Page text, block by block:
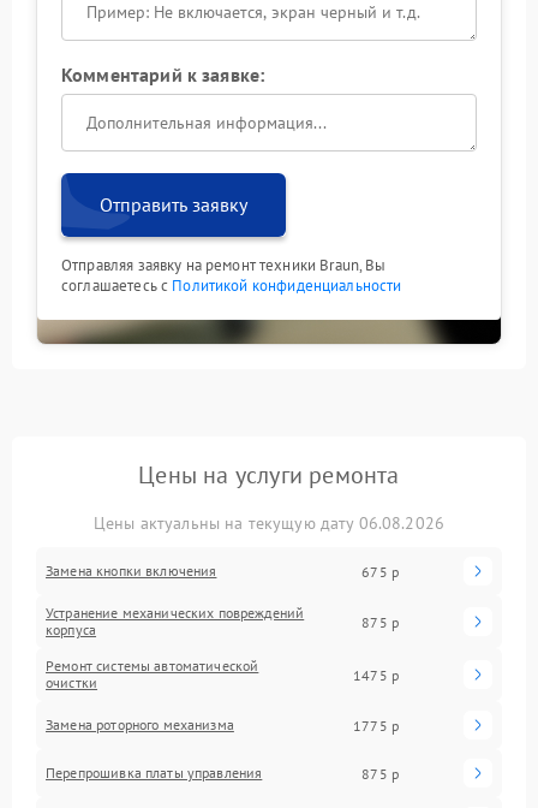
Комментарий к заявке:
Отправить заявку
Отправляя заявку на ремонт техники Braun, Вы
соглашаетесь с Политикой конфиденциальности
Цены на услуги ремонта
Цены актуальны на текущую дату 06.08.2026
Замена кнопки включения 675 р
Устранение механических повреждений
корпуса
875 р
Ремонт системы автоматической
очистки
1475 р
Замена роторного механизма 1775 р
Перепрошивка платы управления 875 р